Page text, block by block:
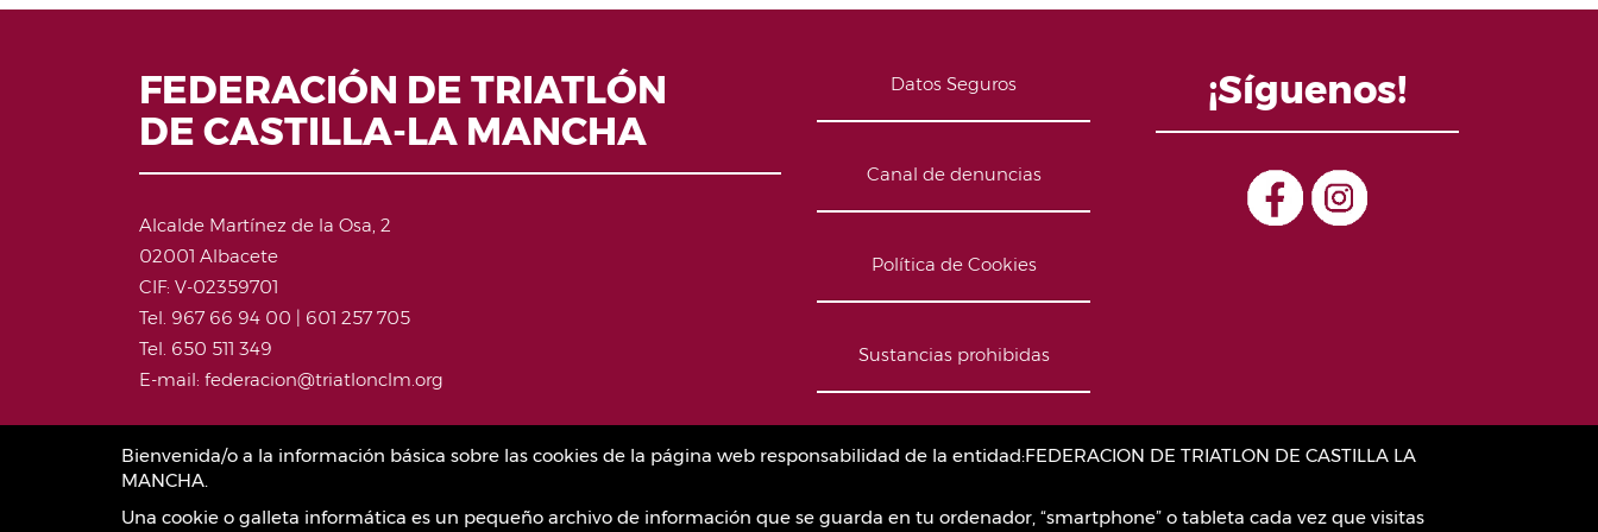
Bienvenida/o a la información básica sobre las cookies de la página web responsabilidad de la entidad:FEDERACION DE TRIATLON DE CASTILLA LA
MANCHA.
Una cookie o galleta informática es un pequeño archivo de información que se guarda en tu ordenador, “smartphone” o tableta cada vez que visitas
FEDERACIÓN DE TRIATLÓN
DE CASTILLA-LA MANCHA
Alcalde Martínez de la Osa, 2
02001 Albacete
CIF: V-02359701
Tel. 967 66 94 00 | 601 257 705
Tel. 650 511 349
E-mail: federacion@triatlonclm.org
Datos Seguros
Canal de denuncias
Política de Cookies
Sustancias prohibidas
Contacto
¡Síguenos!